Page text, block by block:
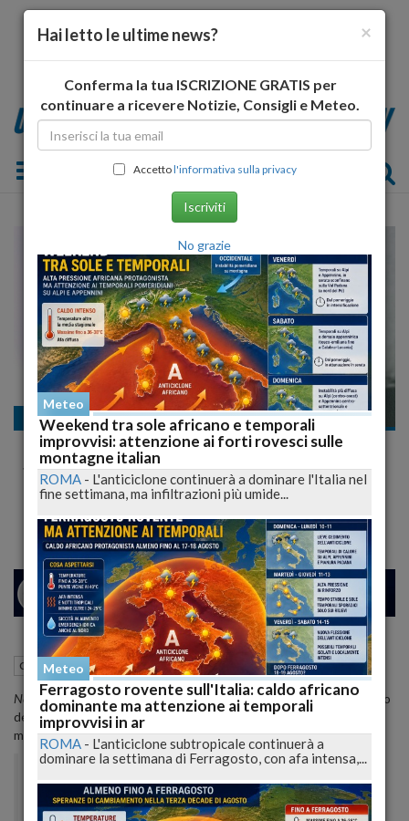
Toggle navigation
Cronaca nazionale
Rocco Siffredi rifiuta la partecipazione nel
film hard con Sara Tommasi
"E' un'operazione vergognosa"
26 29 VENEZIA
Cronaca nazionale 13 Settembre 2012 12:18
Nel programma radiofonico Zanzaradi Radio24,Rocco Siffredi, il divo
del cinema per adulti, ha affermato di aver rifiutato (al
momento)una proposta lavorativa molto allettante:
serate di Arcore, per fare un film con loro sul
×
Hai letto le ultime news?
Conferma la tua ISCRIZIONE GRATIS per
continuare a ricevere Notizie, Consigli e Meteo.
Accettol'informativa sulla privacy
Iscriviti
No grazie
Meteo
Weekend tra sole africano e temporali
improvvisi: attenzione ai forti rovesci sulle
montagne italian
ROMA - L'anticiclone continuerà a dominare l'Italia nel
fine settimana, ma infiltrazioni più umide...
Meteo
Ferragosto rovente sull'Italia: caldo africano
dominante ma attenzione ai temporali
improvvisi in ar
ROMA - L'anticiclone subtropicale continuerà a
dominare la settimana di Ferragosto, con afa intensa,...